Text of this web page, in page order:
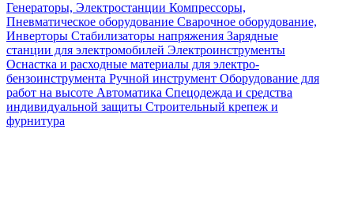
Генераторы, Электростанции Компрессоры,
Пневматическое оборудование Сварочное оборудование,
Инверторы Стабилизаторы напряжения Зарядные
станции для электромобилей Электроинструменты
Оснастка и расходные материалы для электро-
бензоинструмента Ручной инструмент Оборудование для
работ на высоте Автоматика Спецодежда и средства
индивидуальной защиты Строительный крепеж и
фурнитура